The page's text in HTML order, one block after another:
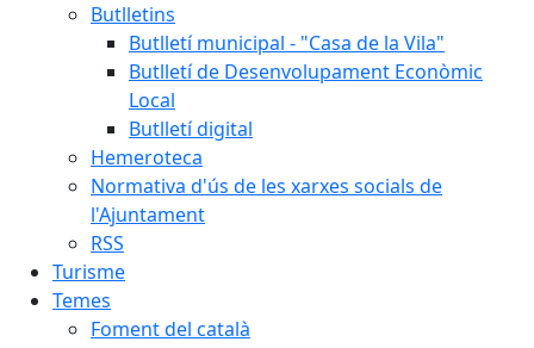
Butlletins
Butlletí municipal - "Casa de la Vila"
Butlletí de Desenvolupament Econòmic
Local
Butlletí digital
Hemeroteca
Normativa d'ús de les xarxes socials de
l'Ajuntament
RSS
Turisme
Temes
Foment del català